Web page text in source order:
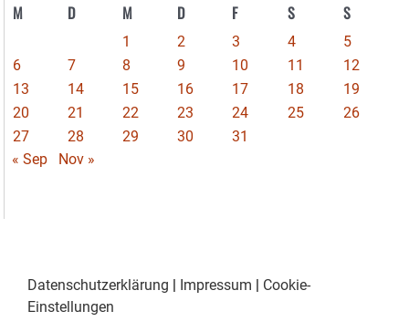
M D M D F S S
1 2 3 4
5
6
7 8 9 10 11
12
13
14 15 16 17 18
19
20
21 22 23 24 25
26
27
28 29 30
31
« Sep
Nov »
Datenschutzerklärung | Impressum | Cookie-
Einstellungen